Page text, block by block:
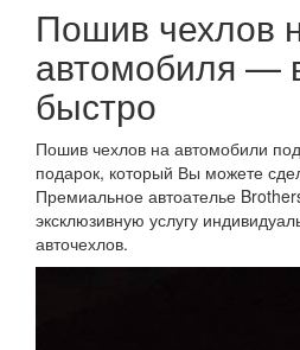
Пошив чехлов
автомобиля —
быстро
Пошив чехлов на автомобили
подарок, который Вы можете
Премиальное автоателье
эксклюзивную услугу
авточехлов.